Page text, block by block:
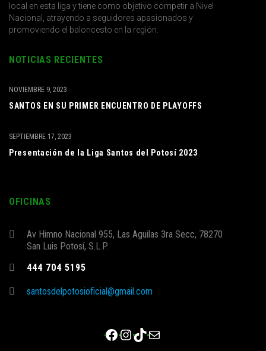
local en esta liga y tiene como objetivo competir a Nivel
Nacional, atrayendo a seguidores apasionados y
promoviendo el baloncesto en la región.
NOTICIAS RECIENTES
SANTOS EN SU PRIMER ENCUENTRO DE PLAYOFFS
NOVIEMBRE 9, 2023
Presentación de la Liga Santos del Potosí 2023
SEPTIEMBRE 17, 2023
OFICINAS
Av Himno Nacional 955, Las Aguilas 3ra Secc, 78270
San Luis Potosí, S.L.P.
444 704 5195
santosdelpotosioficial@gmail.com
Facebook
Instagram
TikTok
Correo electrónico